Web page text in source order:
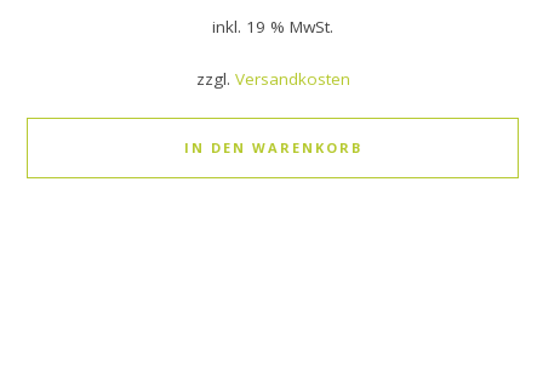
inkl. 19 % MwSt.
zzgl. Versandkosten
IN DEN WARENKORB